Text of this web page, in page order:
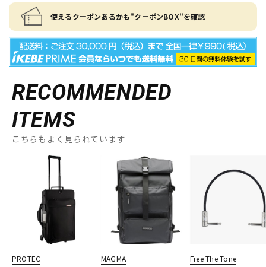
使えるクーポンあるかも"クーポンBOX"を確認
RECOMMENDED
ITEMS
こちらもよく見られています
PROTEC
MAGMA
Free The Tone